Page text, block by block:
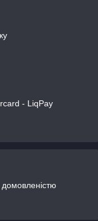
- LiqPay